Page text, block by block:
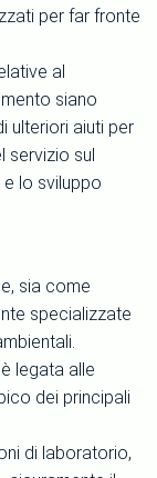
per far fronte
al
siano
ulteriori aiuti per
servizio sul
lo sviluppo
sia come
specializzate
legata alle
dei principali
di laboratorio,